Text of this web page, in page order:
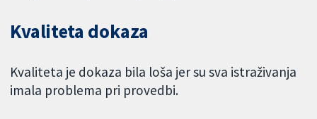
Kvaliteta dokaza
Kvaliteta je dokaza bila loša jer su sva istraživanja
imala problema pri provedbi.